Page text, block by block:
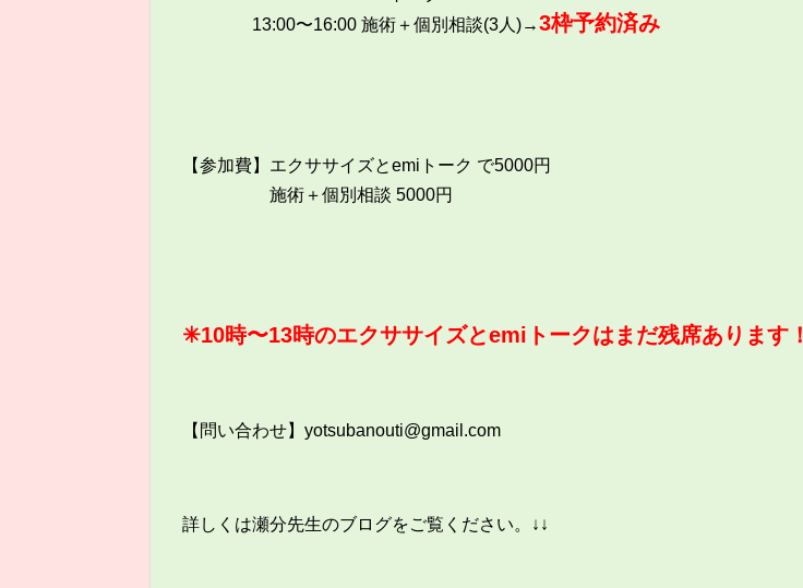
13:00〜16:00 施術＋個別相談(3人)→3枠予約済み
【参加費】エクササイズとemiトーク で5000円
施術＋個別相談 5000円
✳︎10時〜13時のエクササイズとemiトークはまだ残席あります！
【問い合わせ】yotsubanouti@gmail.com
詳しくは瀬分先生のブログをご覧ください。↓↓